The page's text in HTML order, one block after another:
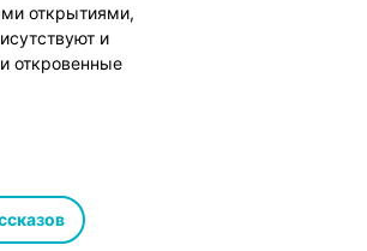
открытиями,
и
откровенные